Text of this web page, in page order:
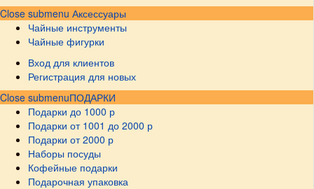
Close submenu Аксессуары
Чайные инструменты
Чайные фигурки
Вход для клиентов
Регистрация для новых
Close submenuПОДАРКИ
Подарки до 1000 р
Подарки от 1001 до 2000 р
Подарки от 2000 р
Наборы посуды
Кофейные подарки
Подарочная упаковка